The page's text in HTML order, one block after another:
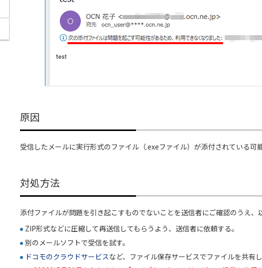
原因
受信したメールに実行形式のファイル（.exeファイル）が添付されている可
対処方法
添付ファイルが問題を引き起こすものでないことを送信者にご確認のうえ、
ZIP形式などに圧縮して再送信してもらうよう、送信者に依頼する。
別のメールソフトで受信を試す。
ドコモのクラウドサービスなど、ファイル保存サービスでファイルを共有